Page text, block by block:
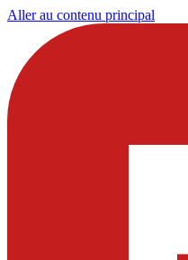
Aller au contenu principal